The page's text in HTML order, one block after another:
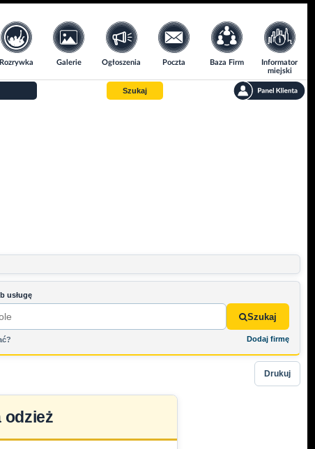
Rozrywka Galerie Ogłoszenia Poczta Baza Firm
Informator
miejski
Szukaj
usługę
Szukaj
Dodaj firmę
Drukuj
odzież